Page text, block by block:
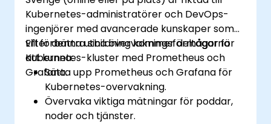
Kubernetes-administratörer och DevOps-
ingenjörer med avancerade kunskaper som
vill förbättra sina övervakningsförmågor för
Kubernetes-kluster med Prometheus och
Grafana.
Efter denna utbildning kommer deltagarna
att kunna:
Sätta upp Prometheus och Grafana för
Kubernetes-overvakning.
Övervaka viktiga mätningar för poddar,
noder och tjänster.